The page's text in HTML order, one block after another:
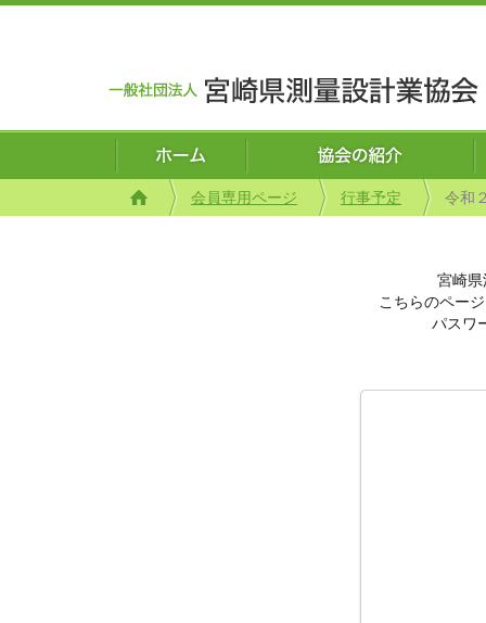
会員専用ページ 行事予定 令和
宮崎
こちらのペー
パスワ